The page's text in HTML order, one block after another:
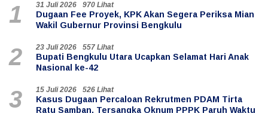
1 31 Juli 2026 970 Lihat
Dugaan Fee Proyek, KPK Akan Segera Periksa Mian
Wakil Gubernur Provinsi Bengkulu
2 23 Juli 2026 557 Lihat
Bupati Bengkulu Utara Ucapkan Selamat Hari Anak
Nasional ke-42
3 15 Juli 2026 526 Lihat
Kasus Dugaan Percaloan Rekrutmen PDAM Tirta
Ratu Samban, Tersangka Oknum PPPK Paruh Waktu